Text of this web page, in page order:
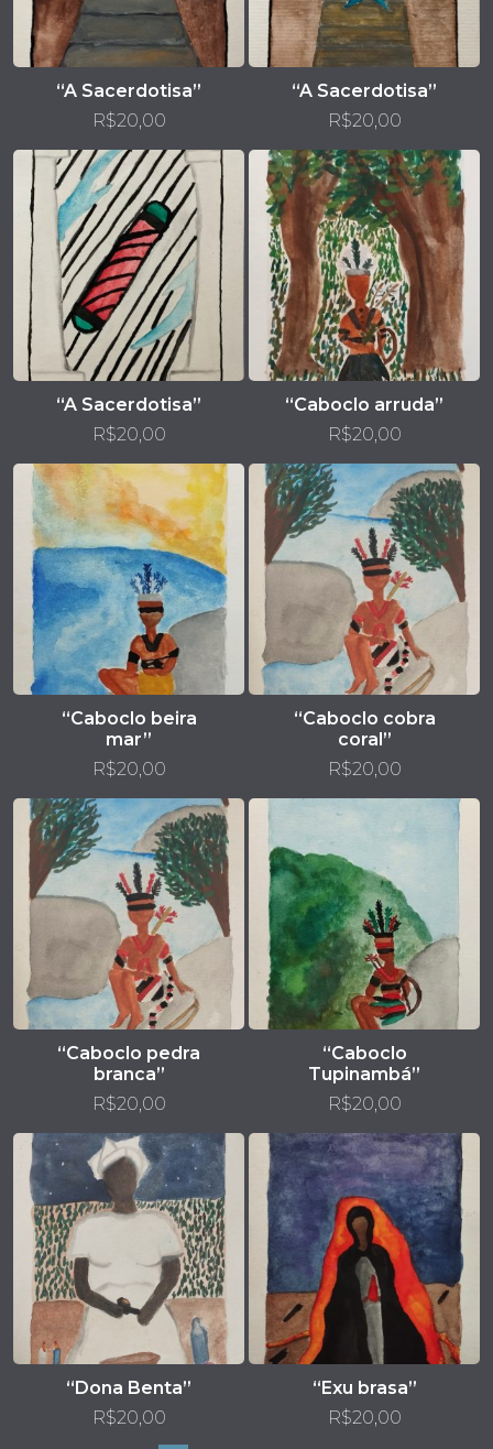
“A Sacerdotisa”
R$20,00
“A Sacerdotisa”
R$20,00
“A Sacerdotisa”
R$20,00
“Caboclo arruda”
R$20,00
“Caboclo beira
mar”
R$20,00
“Caboclo cobra
coral”
R$20,00
“Caboclo pedra
branca”
R$20,00
“Caboclo
Tupinambá”
R$20,00
“Dona Benta”
R$20,00
“Exu brasa”
R$20,00